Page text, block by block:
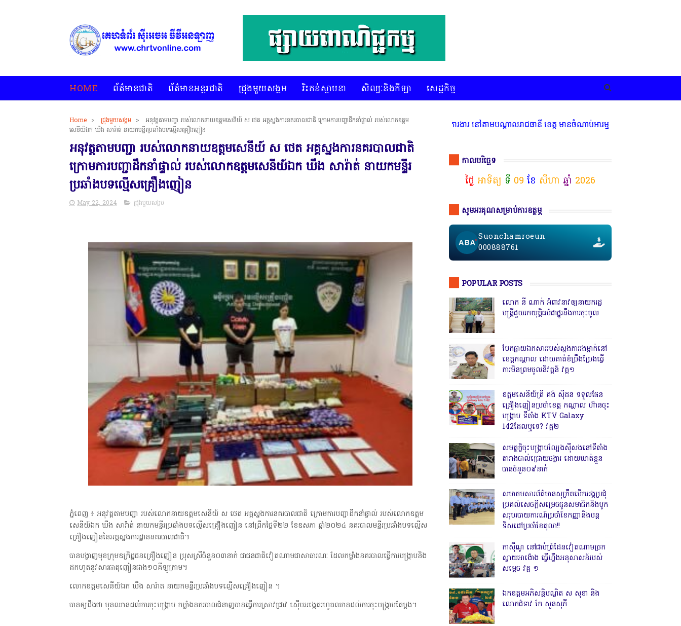
HOME ព័ត៌មានជាតិ ព័ត៌មានអន្តរជាតិ ជ្រុងមួយសង្គម រិះគន់ស្ថាបនា សិល្បៈនិងកីឡា សេដ្ឋកិច្ច
Home > ជ្រុងមួយសង្គម >
អនុវត្តតាមបញ្ជា របស់លោកនាយឧត្ដមសេនីយ៍ ស ថេត អគ្គស្នងការនគរបាលជាតិ ក្រោមការបញ្ជាដឹកនាំផ្ទាល់ របស់លោកឧត្ដម
សេនីយ៍ឯក ឃឹង សារ៉ាត់ នាយកមន្ទីរប្រឆាំងបទល្មើសគ្រឿងញៀន
អនុវត្តតាមបញ្ជា របស់លោកនាយឧត្ដមសេនីយ៍ ស ថេត អគ្គស្នងការនគរបាលជាតិ
ក្រោមការបញ្ជាដឹកនាំផ្ទាល់ របស់លោកឧត្ដមសេនីយ៍ឯក ឃឹង សារ៉ាត់ នាយកមន្ទីរ
ប្រឆាំងបទល្មើសគ្រឿងញៀន
May 22, 2024 ជ្រុងមួយសង្គម
ភ្នំពេញ ៖ អនុវត្តតាមបញ្ជា របស់លោកនាយឧត្ដមសេនីយ៍ ស ថេត អគ្គស្នងការនគរបាលជាតិ ក្រោមការបញ្ជាដឹកនាំផ្ទាល់ របស់លោកឧត្ដម
សេនីយ៍ឯក ឃឹង សារ៉ាត់ នាយកមន្ទីរប្រឆាំងបទល្មើសគ្រឿងញៀន នៅព្រឹកថ្ងៃទី២២ ខែឧសភា ឆ្នាំ២០២៤ នគរបាលមន្ទីរប្រឆាំងបទល្មើស
គ្រឿងញៀននៃអគ្គស្នងការដ្ឋាននគរបាលជាតិ។
បានបង្ហាញមុខក្រុមឧក្រិដ្ឋជនគ្រឿងញៀន ប្រុសស្រីចំនួន០៣នាក់ ជាជនជាតិវៀតណាមជាសាធារណៈ ដែលកម្លាំងនគរបាលធ្វើការបង្ក្រាបនិង
ដកហូតនូវសារធាតុញៀនជាង១០គីឡូក្រាម។
លោកឧត្តមសេនីយ៍ឯក ឃឹង សារ៉ាត នាយកមន្ទីរប្រឆាំងបទល្មើសគ្រឿងញៀន ។
បានឲ្យដឹងថា មុនឈានដល់ការចុះបង្ក្រាប កម្លាំងនគរបាលជំនាញបានធ្វើការស្រាវជ្រាវ ស៉ើបអង្កេតរហូតឈានដល់ការចុះបង្ក្រាបតែម្ដង។
* គេហទំព័រ ស៊ីអេចអធីវីអនឡាញ ជាព័ត៌មានពិត រហ័ស អព្យាក្រឹត និងរៀបចំ ជ្រើសរើស ក្រុមការងារ នៅតាមបណ្តាលរាជធានី ខេត្ត មានចំណាប់អារម្មណ៍ សូមទំនាក់ទំនងតាមរយៈតេឡេក្រា
កាលបរិច្ឆេទ
ថ្ងៃ អាទិត្យ ទី 09 ខែ សីហា ឆ្នាំ 2026
សូមអរគុណសម្រាប់ការឧត្ថម្ភ
Suonchamroeun
000888761
POPULAR POSTS
លោក នី ណាក់ អំពាវនាវឲ្យនាយករដ្ឋ
មន្ត្រីជួយរកយុត្តិធម៌ជាថ្នូរនឹងការចុះចូល
បែកធ្លាយឯកសាររបស់ស្នងការរងម្នាក់នៅ
ខេត្តកណ្ដាល ដោយគាត់ខំប្រឹងប្រែងធ្វើ
ការមិនព្រមចូលនិវត្តន៍ វគ្គ១
ឧត្តមសេនីយ៍ត្រី គង់ ស៊ីដន ទទួលផែន
គ្រឿងញៀនប្រចាំខេត្ត កណ្តាល ហ៊ានចុះ
បង្ក្រាប ទីតាំង KTV Galaxy
142ដែលឬទេ? វគ្គ២
សមត្ថកិ្ចចុះបង្ក្រាបល្បែងស៊ីសងនៅទីតាំង
តារាងបាល់ជ្រោយចង្វារ ដោយឃាត់ខ្លួន
បានចំនួន០៩នាក់
សមាគមសារព័ត៌មានសុក្រឹតបើកអង្គប្រជុំ
ប្រគល់សេចក្តីសម្រេចជូនសមាជិកនិងបូក
សរុបរបាយការណ៍ប្រចាំខែកញ្ញានិងបន្ត
ទិសដៅប្រចាំខែតុលា!!
កាសុីណូ នៅជាប់ព្រំដែនវៀតណាមច្រក
ស្វាយអាង៉ោង ធ្វើហ្នឹងអនុសាសន៍របស់
សម្ដេច វគ្គ ១
ឯកឧត្តមអភិសន្តិបណ្ឌិត ស សុខា និង
លោកជំទាវ កែ សួនសុភី